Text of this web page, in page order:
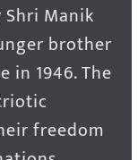
Manik
brother
in 1946. The
freedom